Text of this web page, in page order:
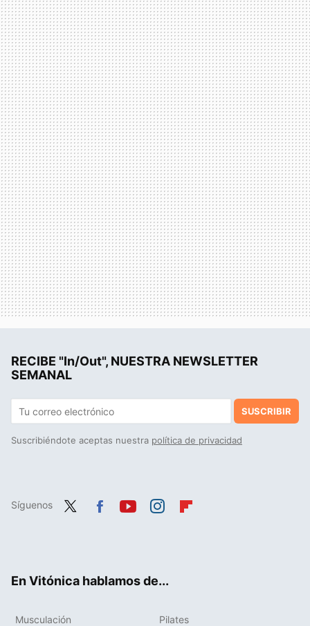
RECIBE "In/Out", NUESTRA NEWSLETTER
SEMANAL
SUSCRIBIR
Suscribiéndote aceptas nuestra política de privacidad
Síguenos
En Vitónica hablamos de...
Musculación Pilates